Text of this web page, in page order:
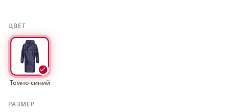
ЦВЕТ
Темно-синий
РАЗМЕР